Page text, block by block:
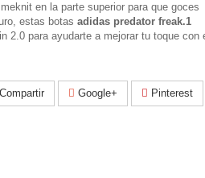
en la parte superior para que goces
estas botas adidas predator freak.1
2.0 para ayudarte a mejorar tu toque con
Compartir Google+ Pinterest